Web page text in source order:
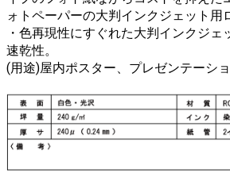
ォトペーパーの大判インクジェット用
・色再現性にすぐれた大判インクジェ
速乾性。
(用途)屋内ポスター、プレゼンテーシ